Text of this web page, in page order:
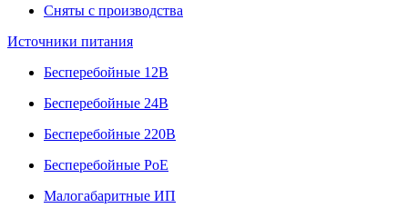
Сняты с производства
Источники питания
Бесперебойные 12В
Бесперебойные 24В
Бесперебойные 220В
Бесперебойные PoE
Малогабаритные ИП